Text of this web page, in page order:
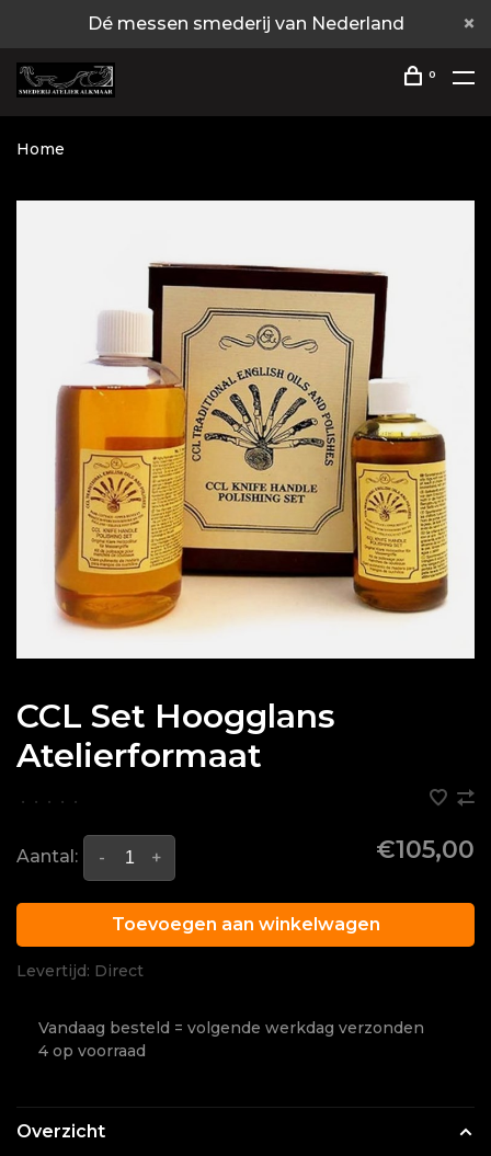
Dé messen smederij van Nederland
0
Home
CCL Set Hoogglans
Atelierformaat
• • • • •
Aantal: +
- €105,00
Toevoegen aan winkelwagen
Levertijd: Direct
Vandaag besteld = volgende werkdag verzonden
4 op voorraad
Overzicht